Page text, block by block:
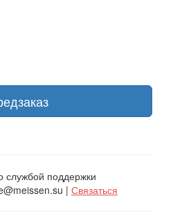
службой поддержки
| Связаться